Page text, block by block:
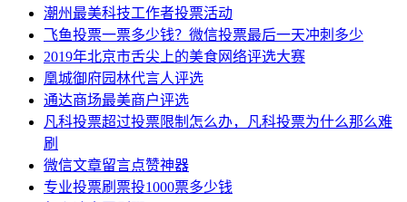
潮州最美科技工作者投票活动
飞鱼投票一票多少钱？微信投票最后一天冲刺多少
2019年北京市舌尖上的美食网络评选大赛
凰城御府园林代言人评选
通达商场最美商户评选
凡科投票超过投票限制怎么办，凡科投票为什么那么难
刷
微信文章留言点赞神器
专业投票刷票投1000票多少钱